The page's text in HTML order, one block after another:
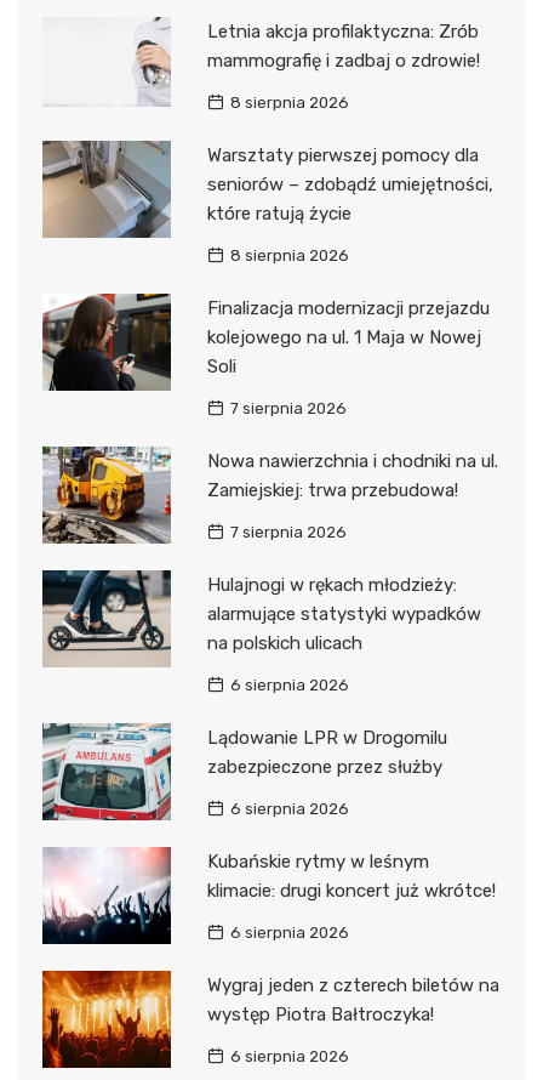
Letnia akcja profilaktyczna: Zrób
mammografię i zadbaj o zdrowie!
8 sierpnia 2026
Warsztaty pierwszej pomocy dla
seniorów – zdobądź umiejętności,
które ratują życie
8 sierpnia 2026
Finalizacja modernizacji przejazdu
kolejowego na ul. 1 Maja w Nowej
Soli
7 sierpnia 2026
Nowa nawierzchnia i chodniki na ul.
Zamiejskiej: trwa przebudowa!
7 sierpnia 2026
Hulajnogi w rękach młodzieży:
alarmujące statystyki wypadków
na polskich ulicach
6 sierpnia 2026
Lądowanie LPR w Drogomilu
zabezpieczone przez służby
6 sierpnia 2026
Kubańskie rytmy w leśnym
klimacie: drugi koncert już wkrótce!
6 sierpnia 2026
Wygraj jeden z czterech biletów na
występ Piotra Bałtroczyka!
6 sierpnia 2026